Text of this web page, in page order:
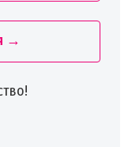
→